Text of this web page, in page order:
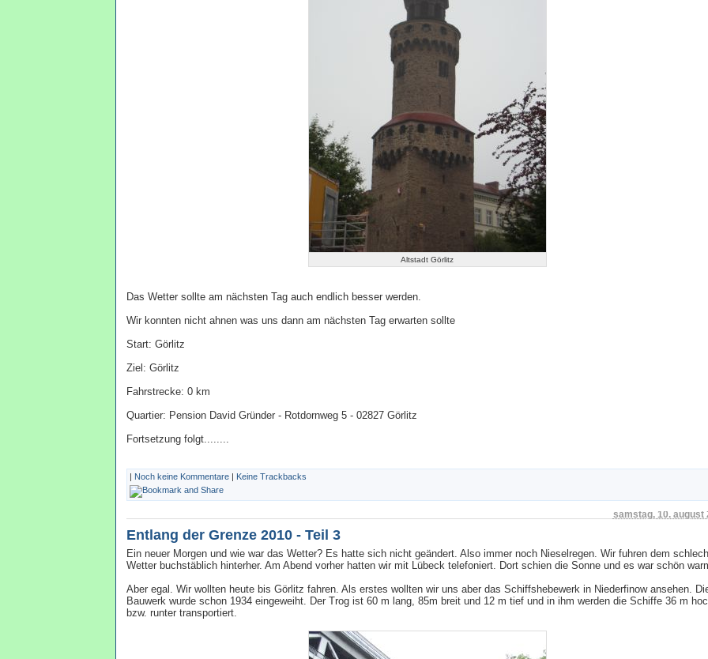
Altstadt Görlitz
Das Wetter sollte am nächsten Tag auch endlich besser werden.
Wir konnten nicht ahnen was uns dann am nächsten Tag erwarten sollte
Start: Görlitz
Ziel: Görlitz
Fahrstrecke: 0 km
Quartier: Pension David Gründer - Rotdornweg 5 - 02827 Görlitz
Fortsetzung folgt........
Noch keine Kommentare| Keine Trackbacks
samstag, 10. august
Entlang der Grenze 2010 - Teil 3
Ein neuer Morgen und wie war das Wetter? Es hatte sich nicht geändert. Also immer noch Nieselregen. Wir fuhren dem
Wetter buchstäblich hinterher. Am Abend vorher hatten wir mit Lübeck telefoniert. Dort schien die Sonne und es war schön
Aber egal. Wir wollten heute bis Görlitz fahren. Als erstes wollten wir uns aber das Schiffshebewerk in Niederfinow ansehen.
Bauwerk wurde schon 1934 eingeweiht. Der Trog ist 60 m lang, 85m breit und 12 m tief und in ihm werden die Schiffe 36 m
bzw. runter transportiert.